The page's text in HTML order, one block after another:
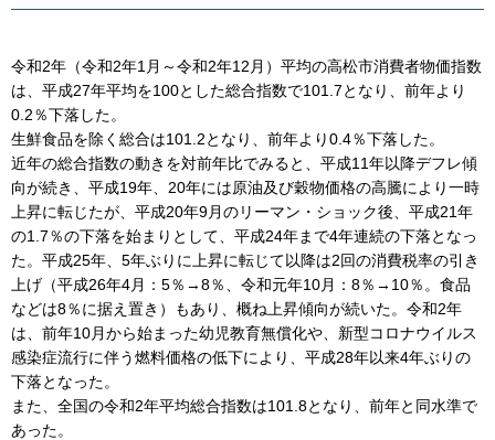
令和2年（令和2年1月～令和2年12月）平均の高松市消費者物価指数
は、平成27年平均を100とした総合指数で101.7となり、前年より
0.2％下落した。
生鮮食品を除く総合は101.2となり、前年より0.4％下落した。
近年の総合指数の動きを対前年比でみると、平成11年以降デフレ傾
向が続き、平成19年、20年には原油及び穀物価格の高騰により一時
上昇に転じたが、平成20年9月のリーマン・ショック後、平成21年
の1.7％の下落を始まりとして、平成24年まで4年連続の下落となっ
た。平成25年、5年ぶりに上昇に転じて以降は2回の消費税率の引き
上げ（平成26年4月：5％→8％、令和元年10月：8％→10％。食品
などは8％に据え置き）もあり、概ね上昇傾向が続いた。令和2年
は、前年10月から始まった幼児教育無償化や、新型コロナウイルス
感染症流行に伴う燃料価格の低下により、平成28年以来4年ぶりの
下落となった。
また、全国の令和2年平均総合指数は101.8となり、前年と同水準で
あった。